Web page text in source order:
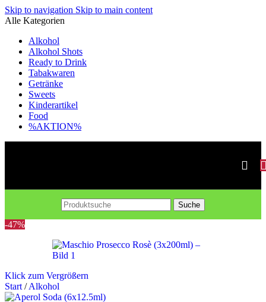
Skip to navigation Skip to main content
Alle Kategorien
Alkohol
Alkohol Shots
Ready to Drink
Tabakwaren
Getränke
Sweets
Kinderartikel
Food
%AKTION%
Suche
-47%
Klick zum Vergrößern
Start / Alkohol